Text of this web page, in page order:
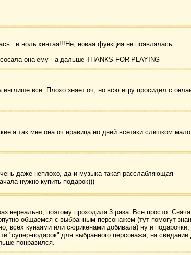
ноль хентая!!!Не, новая функция не появлялась...
она ему - а дальше THANKS FOR PLAYING
инглише всё. Плохо знает оч, но всю игру просидел с
а так мне она оч нравица но дней всетаки слишком
даже неплохо, да и музыка такая расслабляющая
нужно купить подарок)))
нереально, поэтому проходила 3 раза. Все просто.
общаемся с выбранным персонажем (тут помогут
всех кунаями или сюрикенами добивала) ну и
"супер-подарок" для выбранного персонажа, на
понравился.